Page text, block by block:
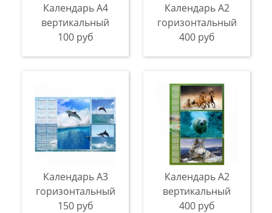
Календарь A4
вертикальный
100 руб
Календарь A2
горизонтальный
400 руб
Календарь A3
горизонтальный
150 руб
Календарь A2
вертикальный
400 руб